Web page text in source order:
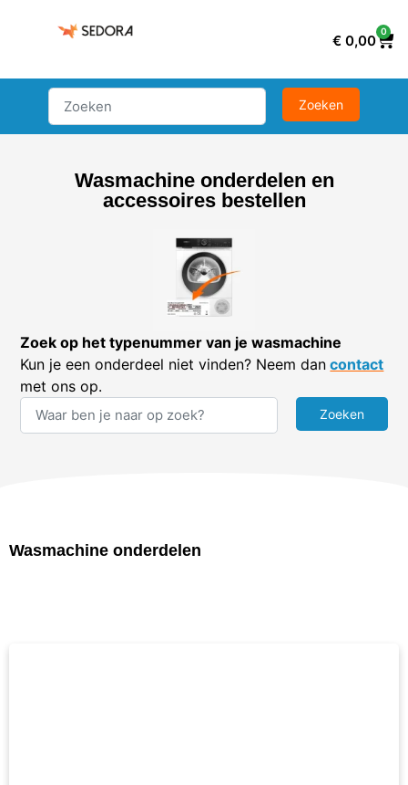
€ 0,00
0
Wasmachine onderdelen en
accessoires bestellen
Zoek op het typenummer van je wasmachine
Kun je een onderdeel niet vinden? Neem dan contact
met ons op.
Wasmachine onderdelen